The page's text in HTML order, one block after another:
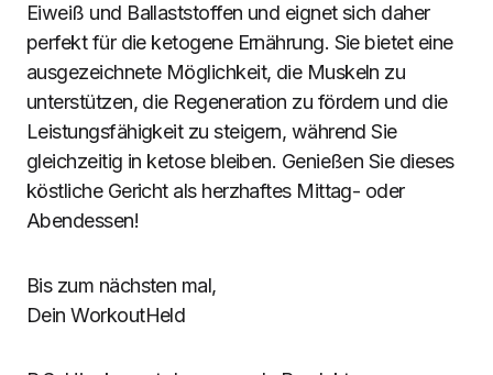
Eiweiß und Ballaststoffen und eignet sich daher
perfekt für die ketogene Ernährung. Sie bietet eine
ausgezeichnete Möglichkeit, die Muskeln zu
unterstützen, die Regeneration zu fördern und die
Leistungsfähigkeit zu steigern, während Sie
gleichzeitig in ketose bleiben. Genießen Sie dieses
köstliche Gericht als herzhaftes Mittag- oder
Abendessen!
Bis zum nächsten mal,
Dein WorkoutHeld